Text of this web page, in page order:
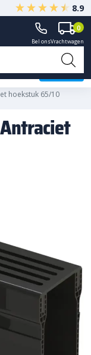
A-kwaliteit
8.9
Bel onsVrachtwagen
0
hoekstuk 65/10